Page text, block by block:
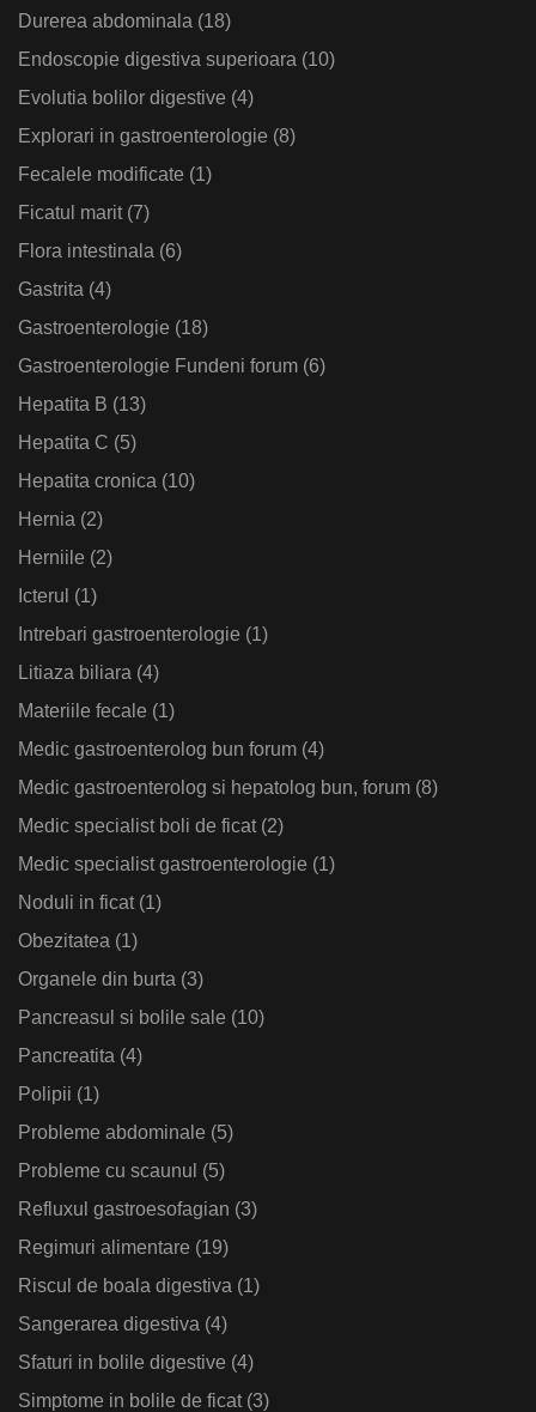
Durerea abdominala (18)
Endoscopie digestiva superioara (10)
Evolutia bolilor digestive (4)
Explorari in gastroenterologie (8)
Fecalele modificate (1)
Ficatul marit(7)
Flora intestinala (6)
Gastrita (4)
Gastroenterologie (18)
Gastroenterologie Fundeni forum (6)
Hepatita B (13)
Hepatita C (5)
Hepatita cronica (10)
Hernia (2)
Herniile (2)
Icterul (1)
Intrebari gastroenterologie (1)
Litiaza biliara (4)
Materiile fecale (1)
Medic gastroenterolog bun forum (4)
Medic gastroenterolog si hepatolog bun, forum (8)
Medic specialist boli de ficat(2)
Medic specialist gastroenterologie (1)
Noduli in ficat(1)
Obezitatea (1)
Organele din burta (3)
Pancreasul si bolile sale (10)
Pancreatita (4)
Polipii (1)
Probleme abdominale (5)
Probleme cu scaunul (5)
Refluxul gastroesofagian (3)
Regimuri alimentare (19)
Riscul de boala digestiva (1)
Sangerarea digestiva (4)
Sfaturi in bolile digestive (4)
Simptome in bolile de ficat(3)